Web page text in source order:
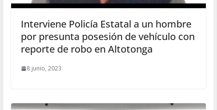
Interviene Policía Estatal a un hombre
por presunta posesión de vehículo con
reporte de robo en Altotonga
8 junio, 2023